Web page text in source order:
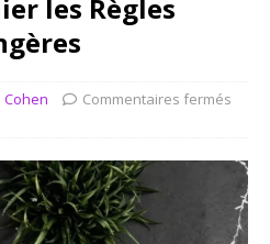
les Règles
Cohen Commentaires fermés